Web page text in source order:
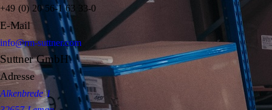
+49 (0) 20 56-1 63 33-0
E-Mail
info@rm-suttner.com
Suttner GmbH
Adresse
Alkenbrede 1